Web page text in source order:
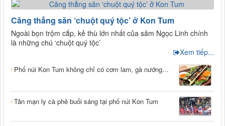
Căng thẳng săn ‘chuột quý tộc’ ở Kon Tum
Ngoài bọn trộm cắp, kẻ thù lớn nhất của sâm Ngọc Linh chính
là những chú ‘chuột quý tộc’
Xem tiếp...
Phố núi Kon Tum không chỉ có cơm lam, gà nướng…
Tản mạn ly cà phê buổi sáng tại phố núi Kon Tum